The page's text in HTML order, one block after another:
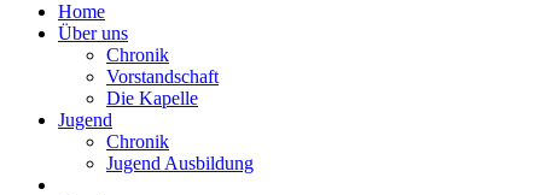
Home
Über uns
Chronik
Vorstandschaft
Die Kapelle
Jugend
Chronik
Jugend Ausbildung